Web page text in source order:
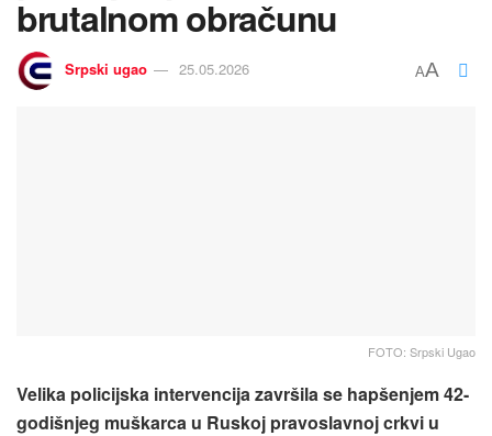
brutalnom obračunu
Srpski ugao 25.05.2026 AA
FOTO: Srpski Ugao
Velika policijska intervencija završila se hapšenjem 42-
godišnjeg muškarca u Ruskoj pravoslavnoj crkvi u